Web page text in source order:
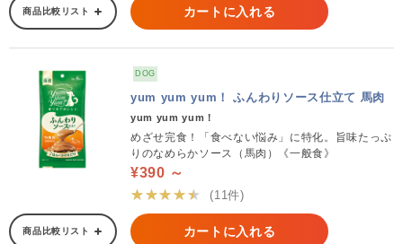
商品比較リスト カートに入れる
DOG
yum yum yum！ ふんわりソース仕立て 馬肉
yum yum yum！
めざせ完食！「食べない悩み」に特化。旨味たっぷ
りのなめらかソース（馬肉）《一般食》
¥390 ～
★★★★★
(11件)
商品比較リスト カートに入れる